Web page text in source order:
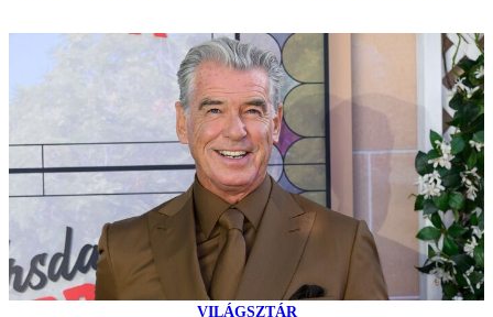
VILÁGSZTÁR